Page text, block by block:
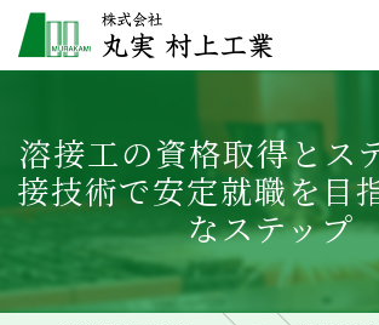
溶接工の資格取得とス
接技術で安定就職を目
なステップ